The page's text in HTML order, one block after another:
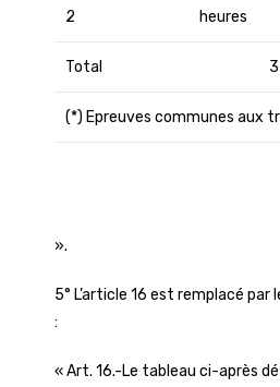
2
heures
Total
(*) Epreuves communes aux
».
5° L’article 16 est remplacé
:
« Art. 16.-Le tableau ci-après